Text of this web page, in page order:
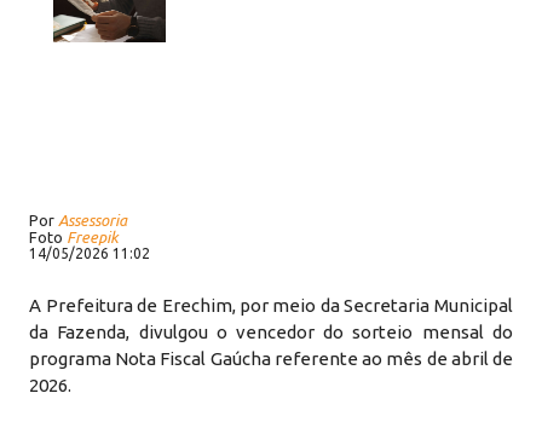
Por Assessoria
Foto Freepik
14/05/2026 11:02
A Prefeitura de Erechim, por meio da Secretaria Municipal
da Fazenda, divulgou o vencedor do sorteio mensal do
programa Nota Fiscal Gaúcha referente ao mês de abril de
2026.